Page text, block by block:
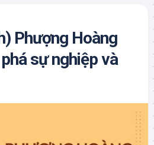
Phượng Hoàng
sự nghiệp và